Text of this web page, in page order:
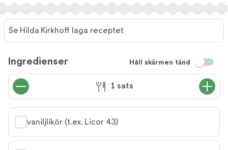
Se Hilda Kirkhoff laga receptet
Ingredienser Håll skärmen tänd
1 sats
vaniljlikör (t.ex. Licor 43)